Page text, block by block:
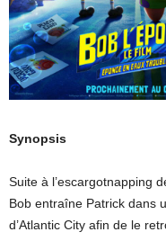
Synopsis
Suite à l’escargotnapping
Bob entraîne Patrick dans
d’Atlantic City afin de le